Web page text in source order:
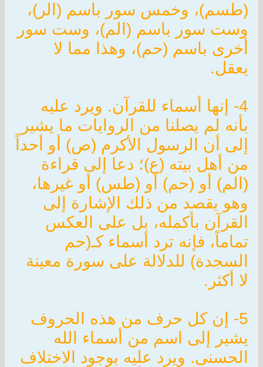
(طسم)، وخمس سور باسم (الر)،
وست سور باسم (الم)، وست سور
أخرى باسم (حم)، وهذا مما لا
يعقل.
4- إنها أسماء للقرآن. ويرد عليه
بأنه لم يصلنا من الروايات ما يشير
إلى أن الرسول الأكرم (ص) أو أحداً
من أهل بيته (ع)؛ دعا إلى قراءة
(الم) أو (حم) أو (طس) أو غيرها،
وهو يقصد من ذلك الإشارة إلى
القرآن بأكمله، بل على العكس
تماماً، فإنه ترد أسماء كـ(حم
السجدة) للدلالة على سورة معينة
لا أكثر.
5- إن كل حرف من هذه الحروف
يشير إلى اسم من أسماء الله
الحسنى. ويرد عليه بوجود الاختلاف